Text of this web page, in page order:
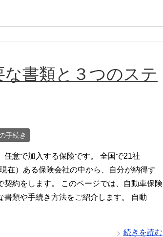
書類と３つのステ
手続き
任意で加入する保険です。 全国で21社
在）ある保険会社の中から、自分が納得す
契約をします。 このページでは、自動車保険
書類や手続き方法をご紹介します。 自動
続きを読む